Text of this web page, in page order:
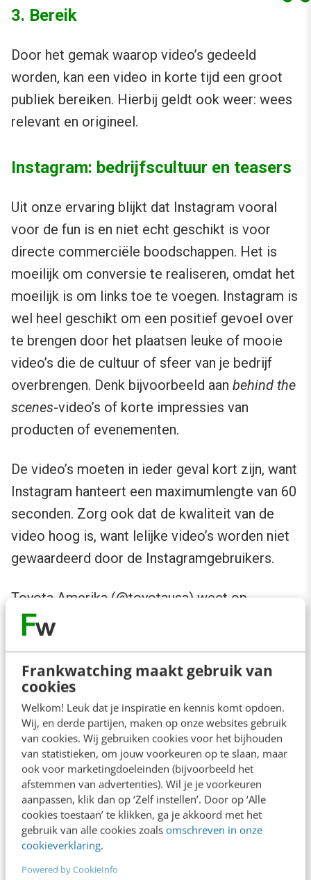
Frankwatching maakt gebruik van
cookies
Welkom! Leuk dat je inspiratie en kennis komt opdoen.
Wij, en derde partijen, maken op onze websites gebruik
van cookies. Wij gebruiken cookies voor het bijhouden
van statistieken, om jouw voorkeuren op te slaan, maar
ook voor marketingdoeleinden (bijvoorbeeld het
afstemmen van advertenties). Wil je je voorkeuren
aanpassen, klik dan op ‘Zelf instellen’. Door op ‘Alle
cookies toestaan’ te klikken, ga je akkoord met het
gebruik van alle cookies zoals omschreven in onze
cookieverklaring.
Powered by CookieInfo
3. Bereik
Door het gemak waarop video’s gedeeld
worden, kan een video in korte tijd een groot
publiek bereiken. Hierbij geldt ook weer: wees
relevant en origineel.
Instagram: bedrijfscultuur en teasers
Uit onze ervaring blijkt dat Instagram vooral
voor de fun is en niet echt geschikt is voor
directe commerciële boodschappen. Het is
moeilijk om conversie te realiseren, omdat het
moeilijk is om links toe te voegen. Instagram is
wel heel geschikt om een positief gevoel over
te brengen door het plaatsen leuke of mooie
video’s die de cultuur of sfeer van je bedrijf
overbrengen. Denk bijvoorbeeld aan behind the
scenes-video’s of korte impressies van
producten of evenementen.
De video’s moeten in ieder geval kort zijn, want
Instagram hanteert een maximumlengte van 60
seconden. Zorg ook dat de kwaliteit van de
video hoog is, want lelijke video’s worden niet
gewaardeerd door de Instagramgebruikers.
Toyota Amerika (@toyotausa) weet op
Instagram goed te scoren op het gebied van
brengt veel emotie over.
https://www.instagram.com/p/BTuN5algbJp/
Op het gebied van humor en originaliteit scoort
het bedrijf Nest (@nest) heel goed. Met hun
slimme camera’s weten ze hun producten op
een slimme manier aan te prijzen.
https://www.instagram.com/p/BDOVWUxxUNL